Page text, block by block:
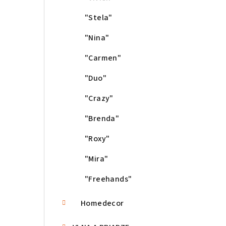
"Stela"
"Nina"
"Carmen"
"Duo"
"Crazy"
"Brenda"
"Roxy"
"Mira"
"Freehands"
Homedecor